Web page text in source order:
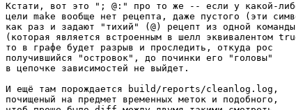
Кстати, вот это "; @:" про то же -- если у какой-
цели make вообще нет рецепта, даже пустого (эти
как раз и задают "тихий" (@) рецепт из одной
(которая является встроенным в шелл эквивалентом
то в графе будет разрыв и проследить, откуда рос
получившийся "островок", до починки его "головы"
в цепочке зависимостей не выйдет.
И ещё там порождается build/reports/cleanlog.log,
почищеный на предмет временных меток и подобного,